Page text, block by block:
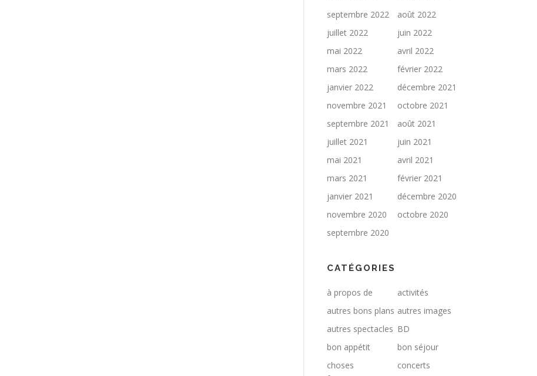
septembre 2022
août 2022
juillet 2022
juin 2022
mai 2022
avril 2022
mars 2022
février 2022
janvier 2022
décembre 2021
novembre 2021
octobre 2021
septembre 2021
août 2021
juillet 2021
juin 2021
mai 2021
avril 2021
mars 2021
février 2021
janvier 2021
décembre 2020
novembre 2020
octobre 2020
septembre 2020
CATÉGORIES
à propos de
activités
autres bons plans autres images
autres spectacles BD
bon appétit
bon séjour
choses
concerts